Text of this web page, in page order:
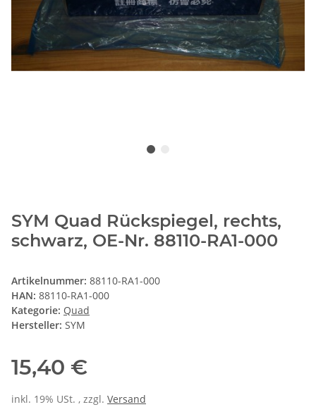
SYM Quad Rückspiegel, rechts,
schwarz, OE-Nr. 88110-RA1-000
Artikelnummer: 88110-RA1-000
HAN: 88110-RA1-000
Kategorie: Quad
Hersteller: SYM
15,40 €
inkl. 19% USt. , zzgl. Versand